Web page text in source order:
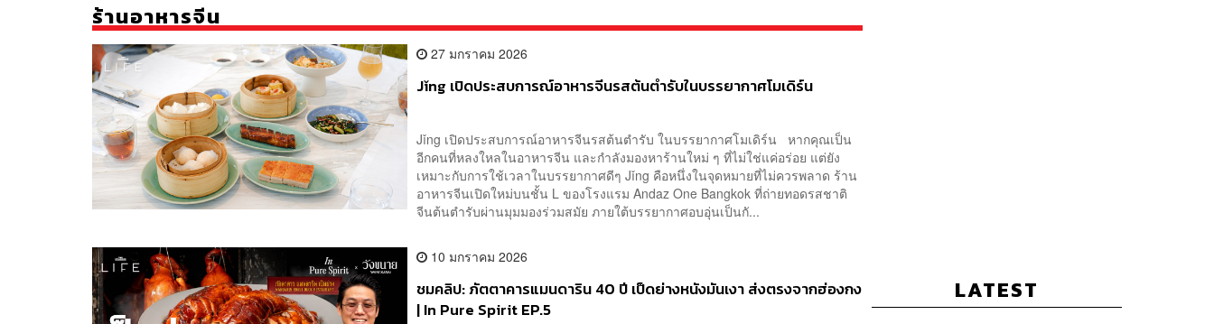
ร้านอาหารจีน
27 มกราคม 2026
Jǐng เปิดประสบการณ์อาหารจีนรสต้นตำรับในบรรยากาศโมเดิร์น
Jǐng เปิดประสบการณ์อาหารจีนรสต้นตำรับ ในบรรยากาศโมเดิร์น หากคุณเป็น
อีกคนที่หลงใหลในอาหารจีน และกำลังมองหาร้านใหม่ ๆ ที่ไม่ใช่แค่อร่อย แต่ยัง
เหมาะกับการใช้เวลาในบรรยากาศดีๆ Jǐng คือหนึ่งในจุดหมายที่ไม่ควรพลาด ร้าน
อาหารจีนเปิดใหม่บนชั้น L ของโรงแรม Andaz One Bangkok ที่ถ่ายทอดรสชาติ
จีนต้นตำรับผ่านมุมมองร่วมสมัย ภายใต้บรรยากาศอบอุ่นเป็นกั...
10 มกราคม 2026
ชมคลิป: ภัตตาคารแมนดาริน 40 ปี เป็ดย่างหนังมันเงา ส่งตรงจากฮ่องกง
| In Pure Spirit EP.5
LATEST